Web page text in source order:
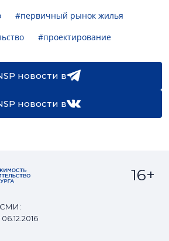
#первичный рынок жилья
#проектирование
новости в
новости в
СМИ:
16+